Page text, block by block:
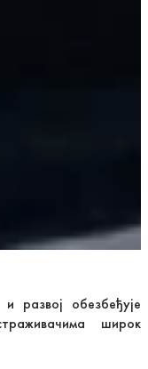
развој обезбеђује
широк